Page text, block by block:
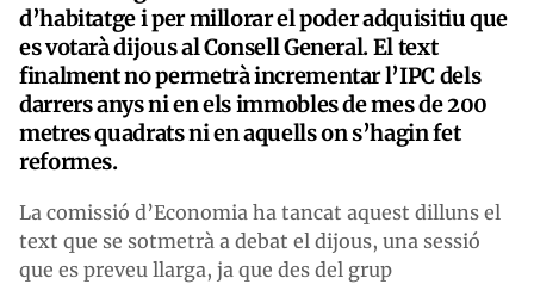
d’habitatge i per millorar el poder adquisitiu que
es votarà dijous al Consell General. El text
finalment no permetrà incrementar l’IPC dels
darrers anys ni en els immobles de mes de 200
metres quadrats ni en aquells on s’hagin fet
reformes.
La comissió d’Economia ha tancat aquest dilluns el
text que se sotmetrà a debat el dijous, una sessió
que es preveu llarga, ja que des del grup